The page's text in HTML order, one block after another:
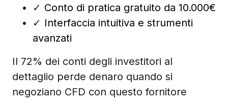
✓ Conto di pratica gratuito da 10.000€
✓ Interfaccia intuitiva e strumenti
avanzati
Il 72% dei conti degli investitori al
dettaglio perde denaro quando si
negoziano CFD con questo fornitore